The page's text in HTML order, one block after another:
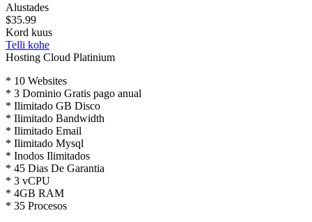
Alustades
$35.99
Kord kuus
Telli kohe
Hosting Cloud Platinium
* 10 Websites
* 3 Dominio Gratis pago anual
* Ilimitado GB Disco
* Ilimitado Bandwidth
* Ilimitado Email
* Ilimitado Mysql
* Inodos Ilimitados
* 45 Dias De Garantia
* 3 vCPU
* 4GB RAM
* 35 Procesos